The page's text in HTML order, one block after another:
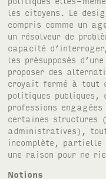
les citoyens. Le
compris comme un
un résolveur de
capacité
les présupposés
proposer des
croyait fermé à tout
politiques publiques,
professions
certaines structures
administratives),
incomplète,
une raison pour ne
Notions